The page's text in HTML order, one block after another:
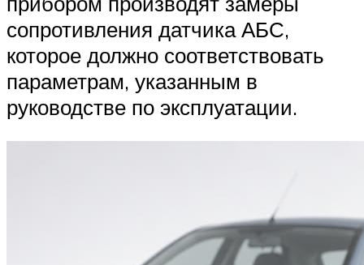
сопротивления датчика АБС,
которое должно соответствовать
параметрам, указанным в
руководстве по эксплуатации.